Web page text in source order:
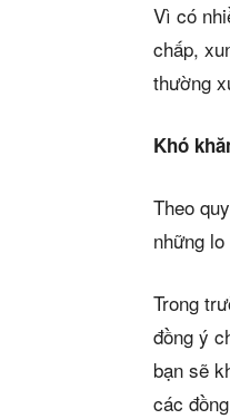
Vì có
chấp,
thường
Khó
Theo
những
Trong
đồng ý
bạn sẽ
các